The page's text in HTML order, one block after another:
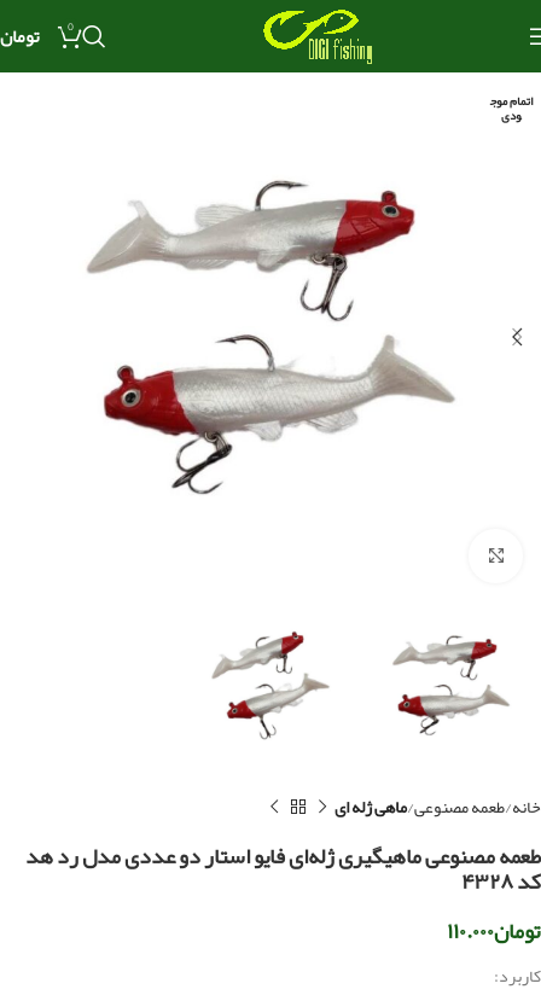
0 تومان
اتمام موج
ودی
خانه طعمه مصنوعی ماهی ژله ای
طعمه مصنوعی ماهیگیری ژله‌ای فایو استار دو عددی مدل رد هد
کد ۴۳۲۸
تومان۱۱۰.۰۰۰
کاربرد: